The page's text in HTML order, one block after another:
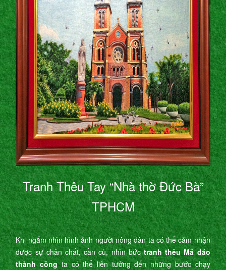
Tranh Thêu Tay “Nhà thờ Đức Bà”
TPHCM
Khi ngắm nhìn hình ảnh người nông dân ta có thể cảm nhận
được sự chân chất, cần cù, nhìn bứctranh thêu Mã đáo
thành côngta có thể liên tưởng đến những bước chạy